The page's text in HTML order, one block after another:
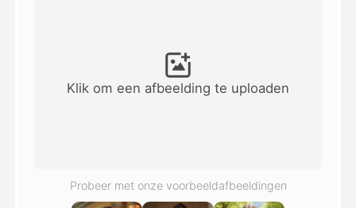
Bekijk alle sjablonen
Klik om een afbeelding te uploaden
Probeer met onze voorbeeldafbeeldingen